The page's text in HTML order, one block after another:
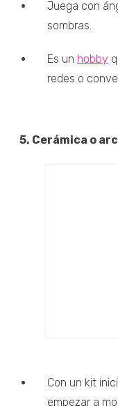
Juega con
sombras.
Es un hobby
redes o
5. Cerámica o
Con un kit
empezar a